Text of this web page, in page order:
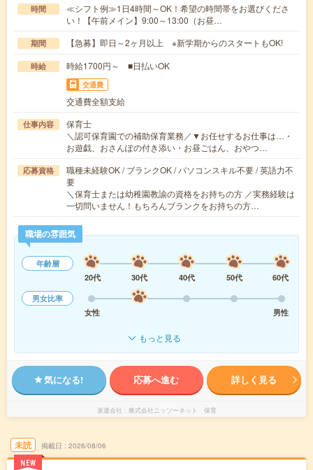
時間
≪シフト例≫1日4時間～OK！希望の時間帯をお選びくださ
い！【午前メイン】9:00～13:00（お昼…
期間 【急募】即日～2ヶ月以上 ※新学期からのスタートもOK!
時給 時給1700円～ ■日払いOK
交通費
交通費全額支給
仕事内容
保育士
＼認可保育園での補助保育業務／▼お任せするお仕事は…・
お遊戯、おさんぽの付き添い・お昼ごはん、おやつ…
応募資格
職種未経験OK / ブランクOK / パソコンスキル不要 / 英語力不
要
＼保育士または幼稚園教諭の資格をお持ちの方 ／実務経験は
一切問いません！もちろんブランクをお持ちの方…
職場の雰囲気
年齢層
20代
30代 40代 50代
60代
男女比率
女性
男性
もっと見る
気になる! 応募へ進む 詳しく見る
派遣会社 株式会社ニッソーネット 保育
未読
NEW
掲載日 2026/08/06